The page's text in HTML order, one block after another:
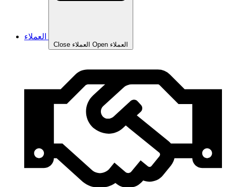
Close العملاء Open العملاء